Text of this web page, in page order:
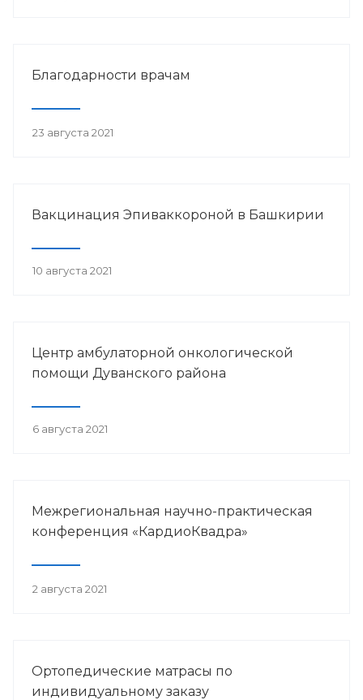
Благодарности врачам
23 августа 2021
Вакцинация Эпиваккороной в Башкирии
10 августа 2021
Центр амбулаторной онкологической
помощи Дуванского района
6 августа 2021
Межрегиональная научно-практическая
конференция «КардиоКвадра»
2 августа 2021
Ортопедические матрасы по
индивидуальному заказу